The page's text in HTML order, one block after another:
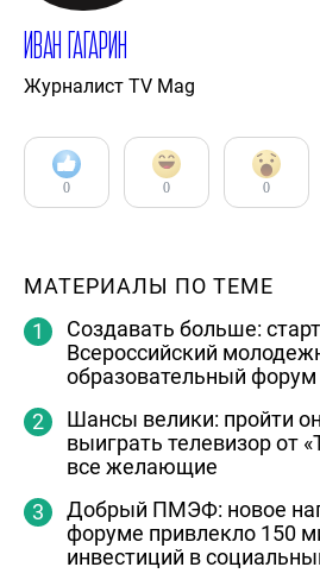
Иван Гагарин
Журналист TV Mag
0 0 0
МАТЕРИАЛЫ ПО ТЕМЕ
Создавать больше:
Всероссийский
образовательный
Шансы велики: пройти
выиграть телевизор от
все желающие
Добрый ПМЭФ: новое
форуме привлекло 150
инвестиций в